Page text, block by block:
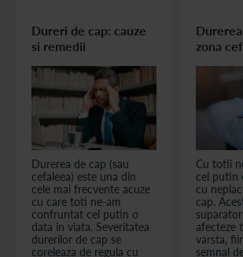
Dureri de cap: cauze
si remedii
Durerea de cap (sau
cefaleea) este una din
cele mai frecvente acuze
cu care toti ne-am
confruntat cel putin o
data in viata. Severitatea
durerilor de cap se
coreleaza de regula cu
zona
Cu totii
cel putin
cu
cap.
afecteze
varsta,
semnal